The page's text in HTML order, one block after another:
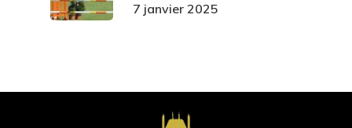
7 janvier 2025